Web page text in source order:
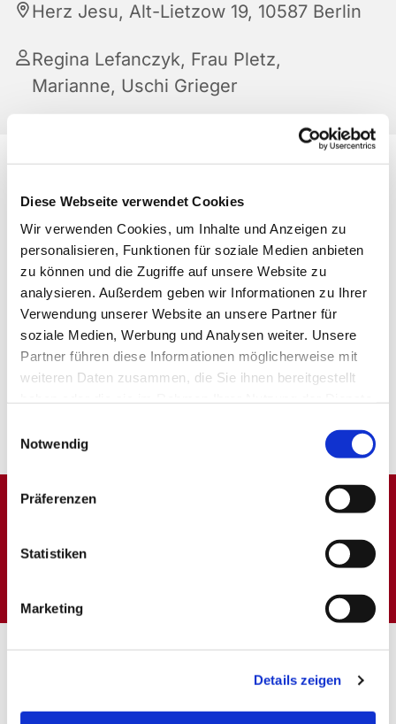
Diese Webseite verwendet Cookies
Wir verwenden Cookies, um Inhalte und Anzeigen zu
personalisieren, Funktionen für soziale Medien anbieten
zu können und die Zugriffe auf unsere Website zu
analysieren. Außerdem geben wir Informationen zu Ihrer
Verwendung unserer Website an unsere Partner für
soziale Medien, Werbung und Analysen weiter. Unsere
Partner führen diese Informationen möglicherweise mit
weiteren Daten zusammen, die Sie ihnen bereitgestellt
Notwendig
Präferenzen
Statistiken
Marketing
Details zeigen
Herz Jesu, Alt-Lietzow 19, 10587 Berlin
Regina Lefanczyk, Frau Pletz,
Marianne, Uschi Grieger